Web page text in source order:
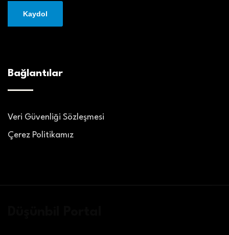
Bağlantılar
Veri Güvenliği Sözleşmesi
Çerez Politikamız